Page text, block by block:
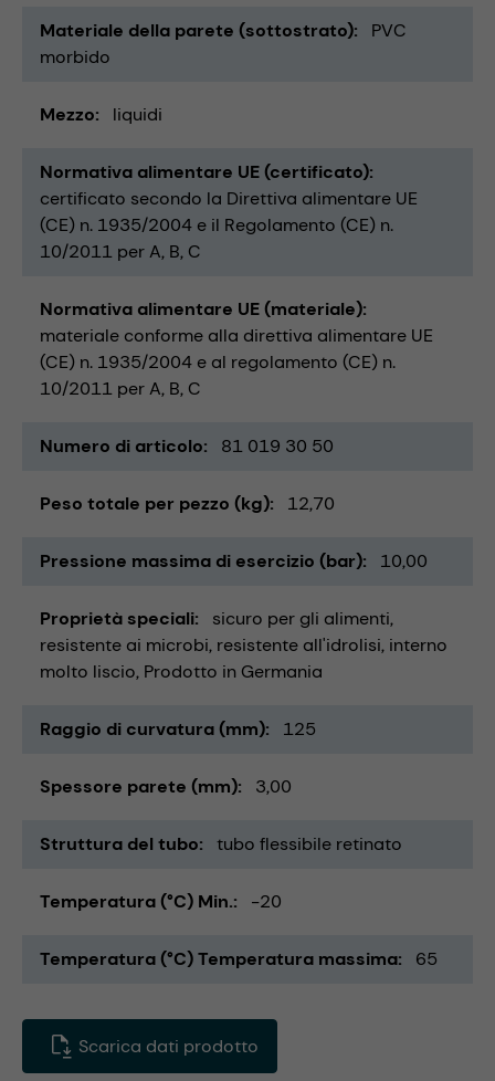
Materiale della parete (sottostrato)
PVC
morbido
Mezzo liquidi
Normativa alimentare UE (certificato)
certificato secondo la Direttiva alimentare UE
(CE) n. 1935/2004 e il Regolamento (CE) n.
10/2011 per A, B, C
Normativa alimentare UE (materiale)
materiale conforme alla direttiva alimentare UE
(CE) n. 1935/2004 e al regolamento (CE) n.
10/2011 per A, B, C
Numero di articolo 81 019 30 50
Peso totale per pezzo (kg) 12,70
Pressione massima di esercizio (bar) 10,00
Proprietà speciali
sicuro per gli alimenti
resistente ai microbi resistente all'idrolisi interno
molto liscio Prodotto in Germania
Raggio di curvatura (mm) 125
Spessore parete (mm) 3,00
Struttura del tubo tubo flessibile retinato
Temperatura (°C) Min. -20
Temperatura (°C) Temperatura massima 65
Scarica dati prodotto